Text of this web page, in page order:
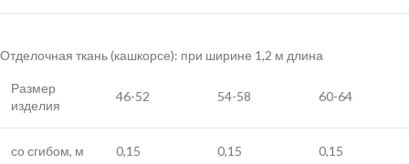
Отделочная ткань (кашкорсе): при ширине 1,2 м длина
Размер
изделия
46-52 54-58 60-64
со сгибом, м 0,15 0,15 0,15